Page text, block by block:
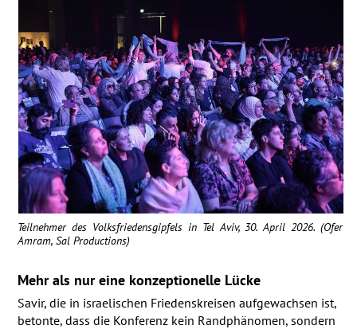
Teilnehmer des Volksfriedensgipfels in Tel Aviv, 30. April 2026. (Ofer
Amram, Sal Productions)
Mehr als nur eine konzeptionelle Lücke
Savir, die in israelischen Friedenskreisen aufgewachsen ist,
betonte, dass die Konferenz kein Randphänomen, sondern